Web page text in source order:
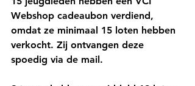
Webshop cadeaubon verdiend,
omdat ze minimaal 15 loten hebben
verkocht. Zij ontvangen deze
spoedig via de mail.